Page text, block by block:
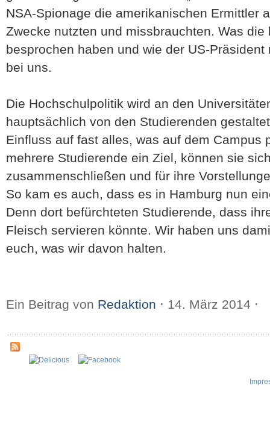
NSA-Spionage die amerikanischen Ermittler
Zwecke nutzten und missbrauchten. Was die
besprochen haben und wie der US-
bei uns.
Die Hochschulpolitik wird an den
hauptsächlich von den Studierenden
Einfluss auf fast alles, was auf dem Campus
mehrere Studierende ein Ziel, können sie
zusammenschließen und für ihre
So kam es auch, dass es in Hamburg nun
Denn dort befürchteten Studierende, dass
Fleisch servieren könnte. Wir haben uns
euch, was wir davon halten.
Ein Beitrag von Redaktion ⋅ 14. März 2014 ⋅